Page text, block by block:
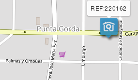
REF:220162